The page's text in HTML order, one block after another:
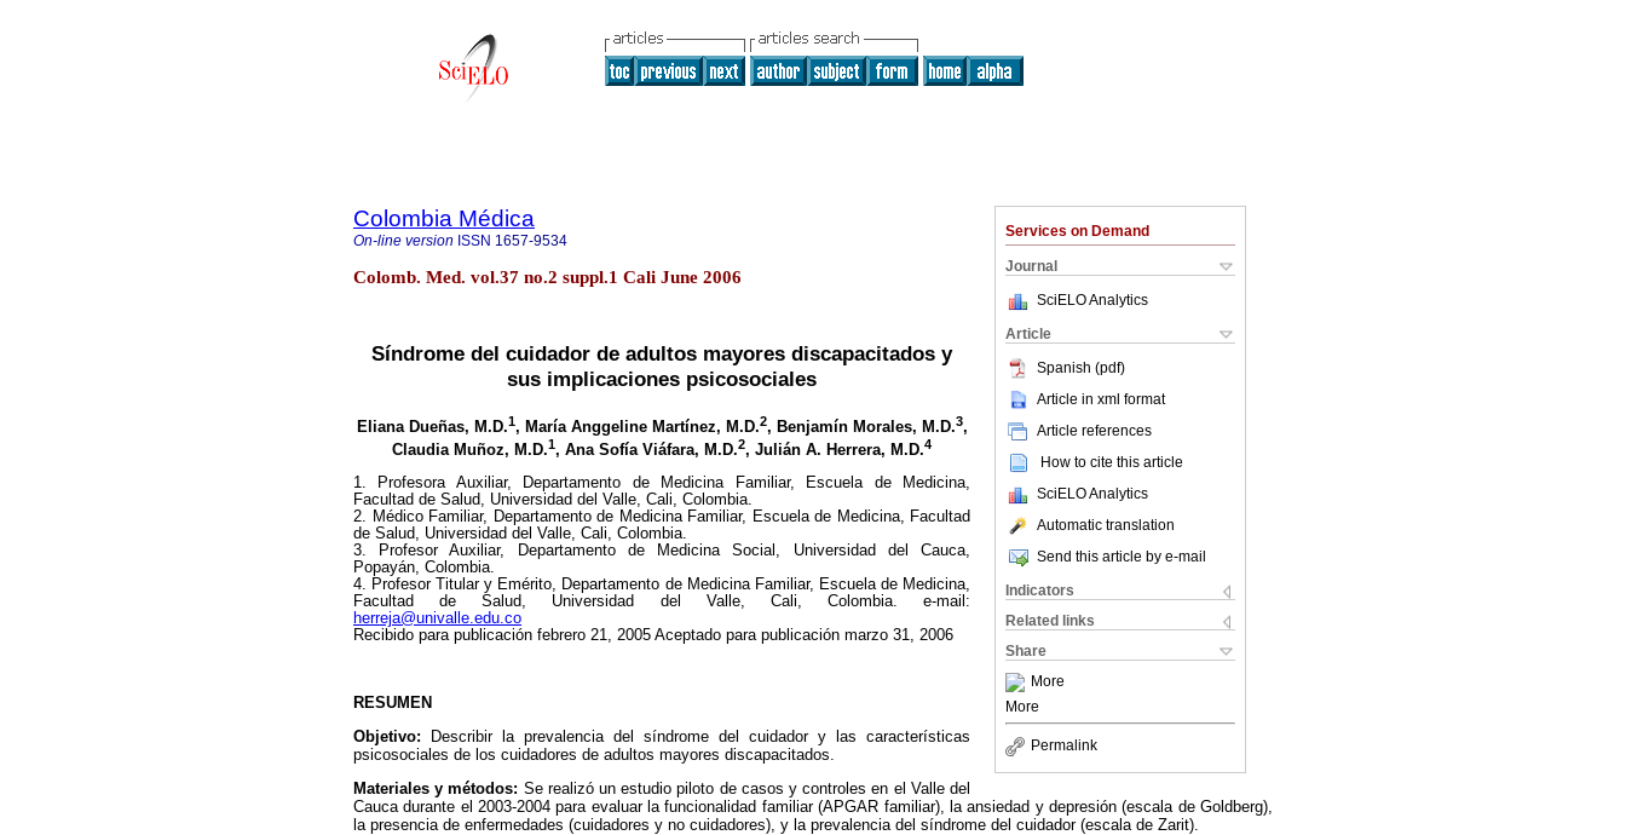
Services on Demand
Journal
SciELO Analytics
Article
Spanish (pdf)
Article in xml format
Article references
How to cite this article
SciELO Analytics
Automatic translation
Send this article by e-mail
Indicators
Related links
Share
More
More
Permalink
Colombia Médica
On-line version ISSN 1657-9534
Colomb. Med. vol.37 no.2 suppl.1 Cali June 2006
Síndrome del cuidador de adultos mayores discapacitados y
sus implicaciones psicosociales
Eliana Dueñas, M.D.1, María Anggeline Martínez, M.D.2, Benjamín Morales, M.D.3,
Claudia Muñoz, M.D.1, Ana Sofía Viáfara, M.D.2, Julián A. Herrera, M.D.4
1. Profesora Auxiliar, Departamento de Medicina Familiar, Escuela de Medicina,
Facultad de Salud, Universidad del Valle, Cali, Colombia.
2. Médico Familiar, Departamento de Medicina Familiar, Escuela de Medicina, Facultad
de Salud, Universidad del Valle, Cali, Colombia.
3. Profesor Auxiliar, Departamento de Medicina Social, Universidad del Cauca,
Popayán, Colombia.
4. Profesor Titular y Emérito, Departamento de Medicina Familiar, Escuela de Medicina,
Facultad de Salud, Universidad del Valle, Cali, Colombia. e-mail:
herreja@univalle.edu.co
Recibido para publicación febrero 21, 2005 Aceptado para publicación marzo 31, 2006
RESUMEN
Objetivo: Describir la prevalencia del síndrome del cuidador y las características
psicosociales de los cuidadores de adultos mayores discapacitados.
Materiales y métodos: Se realizó un estudio piloto de casos y controles en el Valle del
Cauca durante el 2003-2004 para evaluar la funcionalidad familiar (APGAR familiar), la ansiedad y depresión (escala de Goldberg),
la presencia de enfermedades (cuidadores y no cuidadores), y la prevalencia del síndrome del cuidador (escala de Zarit).